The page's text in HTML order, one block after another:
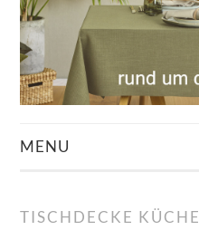
MENU
TISCHDECKE KÜCHE